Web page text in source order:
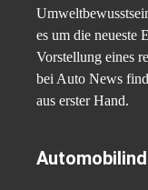
es um die neueste
Vorstellung eines
bei Auto News
aus erster Hand.